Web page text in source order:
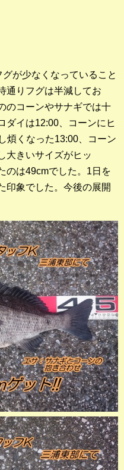
が少なくなっていること
通りフグは半減してお
のコーンやサナギでは十
ダイは12:00、コーンにヒ
煩くなった13:00、コーン
大きいサイズがヒッ
のは49cmでした。1日を
印象でした。今後の展開